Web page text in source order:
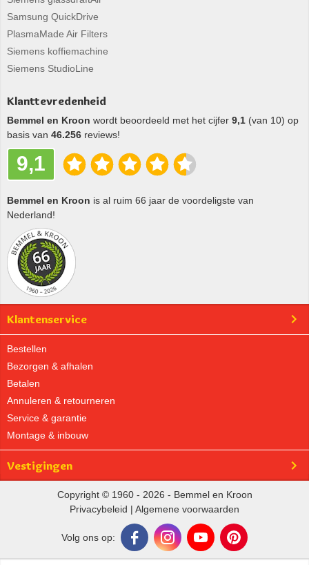
Samsung QuickDrive
PlasmaMade Air Filters
Siemens koffiemachine
Siemens StudioLine
Klanttevredenheid
Bemmel en Kroon wordt beoordeeld met het cijfer 9,1 (van 10) op
basis van 46.256 reviews!
9,1
Bemmel en Kroon is al ruim 66 jaar de voordeligste van
Nederland!
Klantenservice
Bestellen
Bezorgen & afhalen
Betalen
Annuleren & retourneren
Service & garantie
Montage & inbouw
Vestigingen
Copyright © 1960 - 2026 - Bemmel en Kroon
Privacybeleid | Algemene voorwaarden
Volg ons op: